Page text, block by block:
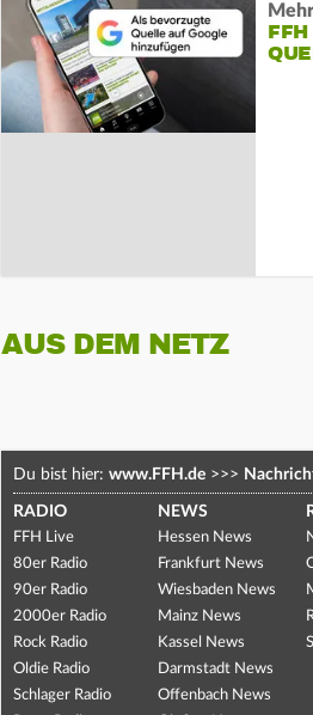
AUS DEM NETZ
Du bist hier: www.FFH.de >>>
RADIO
FFH Live
80er Radio
90er Radio
2000er Radio
Rock Radio
Oldie Radio
Schlager Radio
NEWS
Hessen News
Frankfurt News
Wiesbaden News
Mainz News
Kassel News
Darmstadt News
Offenbach News